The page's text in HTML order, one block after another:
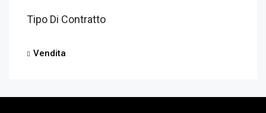
Tipo Di Contratto
Vendita